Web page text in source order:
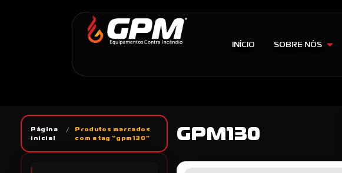
INÍCIO SOBRE NÓS
Página
inicial
/
Produtos marcados
com a tag “gpm130”
GPM130